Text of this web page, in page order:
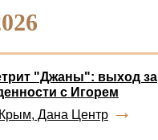
"Джаны": выход за
с Игорем
Дана Центр →